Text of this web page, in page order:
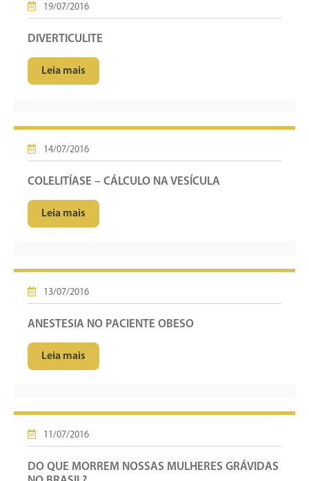
19/07/2016
DIVERTICULITE
Leia mais
14/07/2016
COLELITÍASE – CÁLCULO NA VESÍCULA
Leia mais
13/07/2016
ANESTESIA NO PACIENTE OBESO
Leia mais
11/07/2016
DO QUE MORREM NOSSAS MULHERES GRÁVIDAS